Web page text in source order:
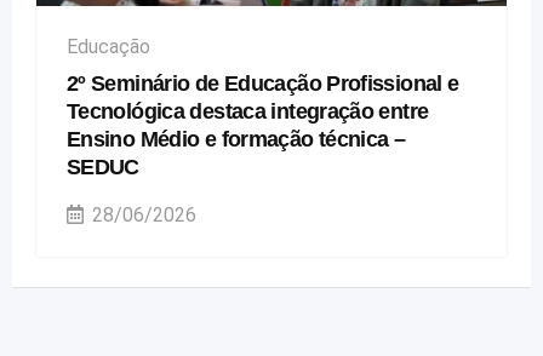
Educação
2º Seminário de Educação Profissional e
Tecnológica destaca integração entre
Ensino Médio e formação técnica –
SEDUC
28/06/2026